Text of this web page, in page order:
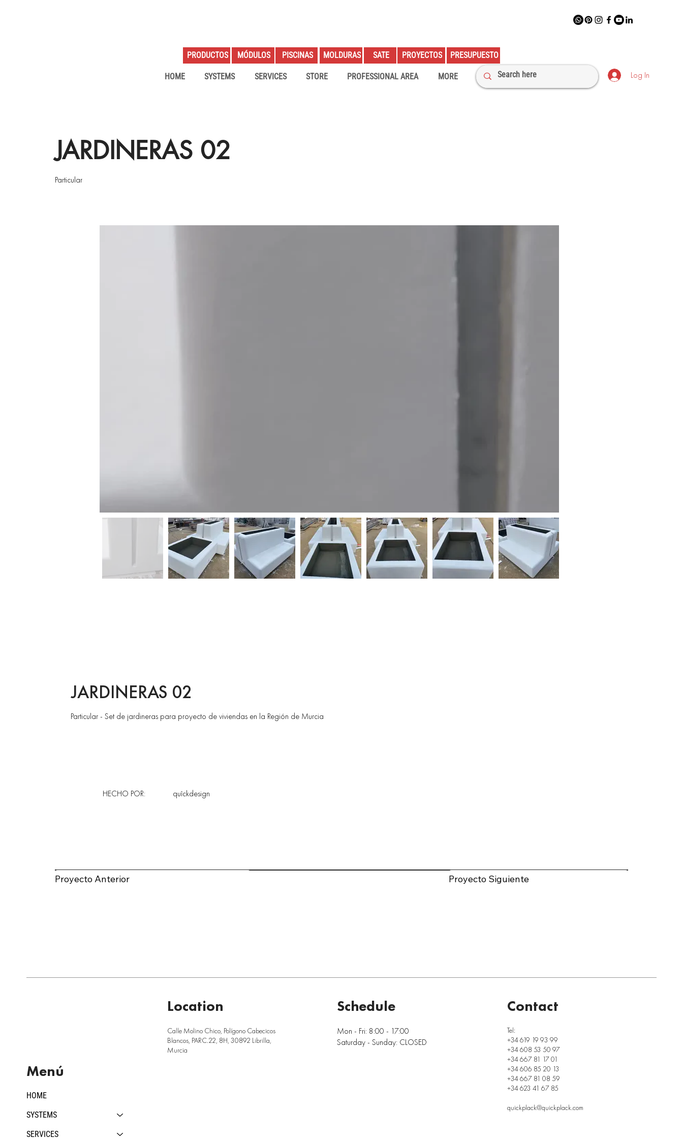
HOME SYSTEMS SERVICES STORE PROFESSIONAL AREA MORE
PRODUCTOS MÓDULOS PISCINAS MOLDURAS SATE PRESUPUESTO
PROYECTOS
Log In
JARDINERAS 02
Particular
Proyecto Siguiente
Proyecto Anterior
quîckdesign
HECHO POR:
JARDINERAS 02
Particular - Set de jardineras para proyecto de viviendas en la Región de Murcia
HOME
SYSTEMS
SERVICES
Menú
Location
Calle Molino Chico, Polígono Cabecicos
Blancos, PARC.22, 8H, 30892 Librilla,
Murcia
Mon - Fri: 8:00 - 17:00
Saturday - Sunday: CLOSED
Schedule
Tel:
+34 619 19 93 99
+34 608 53 50 97
+34 667 81 17 01
+34 606 85 20 13
+34 667 81 08 59
+34 623 41 67 85
quickplack@quickplack.com
Contact